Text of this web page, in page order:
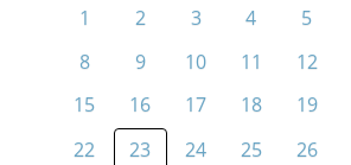
1 2 3 4 5
8
9 10 11 12
15
16 17 18 19
22
23 24 25 26